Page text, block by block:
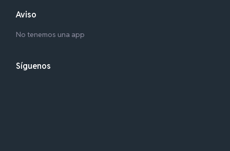
Aviso
No tenemos una app
Síguenos